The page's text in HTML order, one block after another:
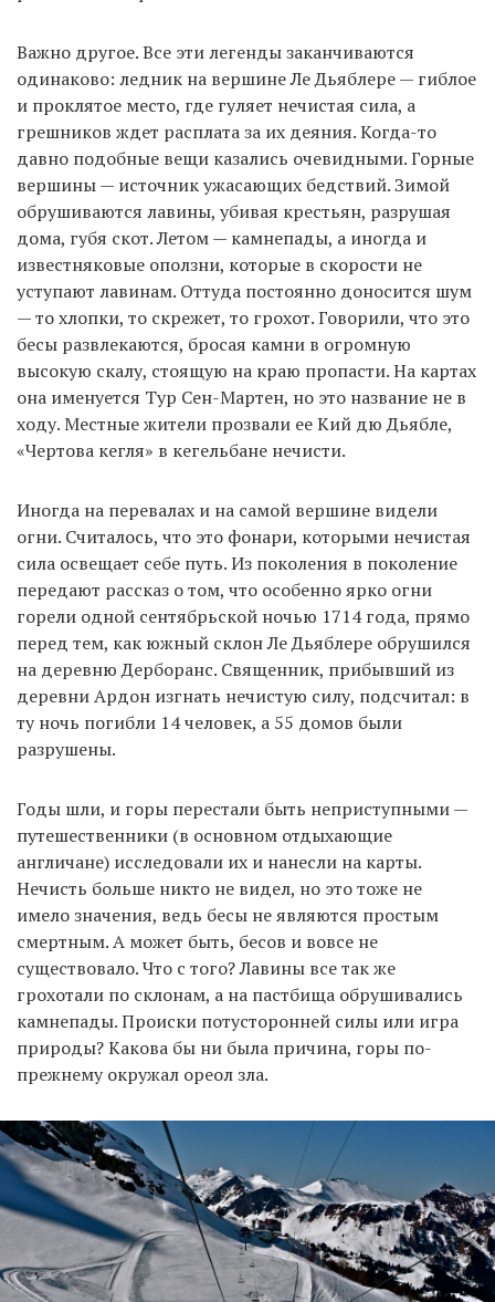
Важно другое. Все эти легенды заканчиваются
одинаково: ледник на вершине Ле Дьяблере — гиблое
и проклятое место, где гуляет нечистая сила, а
грешников ждет расплата за их деяния. Когда-то
давно подобные вещи казались очевидными. Горные
вершины — источник ужасающих бедствий. Зимой
обрушиваются лавины, убивая крестьян, разрушая
дома, губя скот. Летом — камнепады, а иногда и
известняковые оползни, которые в скорости не
уступают лавинам. Оттуда постоянно доносится шум
— то хлопки, то скрежет, то грохот. Говорили, что это
бесы развлекаются, бросая камни в огромную
высокую скалу, стоящую на краю пропасти. На картах
она именуется Тур Сен-Мартен, но это название не в
ходу. Местные жители прозвали ее Кий дю Дьябле,
«Чертова кегля» в кегельбане нечисти.
Иногда на перевалах и на самой вершине видели
огни. Считалось, что это фонари, которыми нечистая
сила освещает себе путь. Из поколения в поколение
передают рассказ о том, что особенно ярко огни
горели одной сентябрьской ночью 1714 года, прямо
перед тем, как южный склон Ле Дьяблере обрушился
на деревню Дерборанс. Священник, прибывший из
деревни Ардон изгнать нечистую силу, подсчитал: в
ту ночь погибли 14 человек, а 55 домов были
разрушены.
Годы шли, и горы перестали быть неприступными —
путешественники (в основном отдыхающие
англичане) исследовали их и нанесли на карты.
Нечисть больше никто не видел, но это тоже не
имело значения, ведь бесы не являются простым
смертным. А может быть, бесов и вовсе не
существовало. Что с того? Лавины все так же
грохотали по склонам, а на пастбища обрушивались
камнепады. Происки потусторонней силы или игра
природы? Какова бы ни была причина, горы по-
прежнему окружал ореол зла.